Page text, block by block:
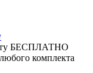
БЕСПЛАТНО
комплекта